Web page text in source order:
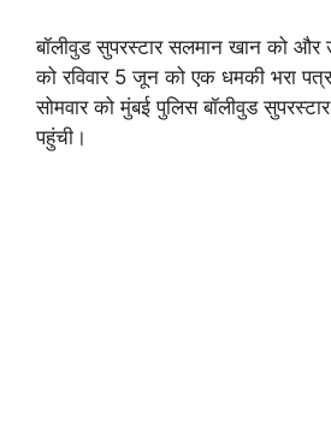
बॉलीवुड सुपरस्टार सलमान खान को और
को रविवार 5 जून को एक धमकी भरा
सोमवार को मुंबई पुलिस बॉलीवुड
पहुंची।